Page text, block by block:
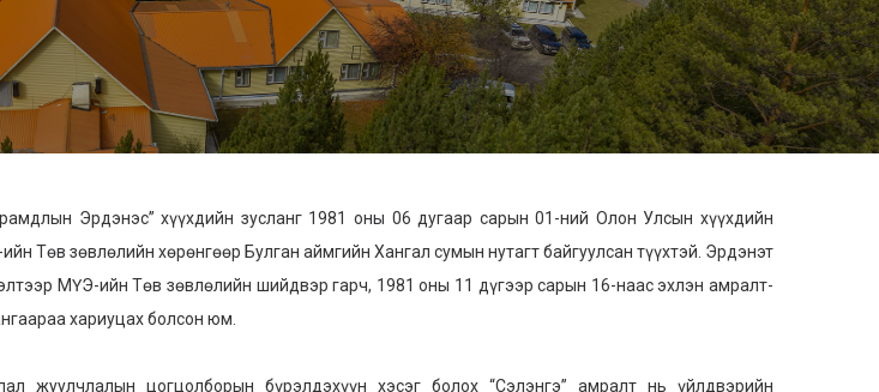
Эрдэнэс” хүүхдийн зусланг 1981 оны 06 дугаар сарын 01-ний Олон Улсын хүүхдийн
Төв зөвлөлийн хөрөнгөөр Булган аймгийн Хангал сумын нутагт байгуулсан түүхтэй. Эрдэнэт
МҮЭ-ийн Төв зөвлөлийн шийдвэр гарч, 1981 оны 11 дүгээр сарын 16-наас эхлэн амралт-
хариуцах болсон юм.
жуулчлалын цогцолборын бүрэлдэхүүн хэсэг болох “Сэлэнгэ” амралт нь үйлдвэрийн